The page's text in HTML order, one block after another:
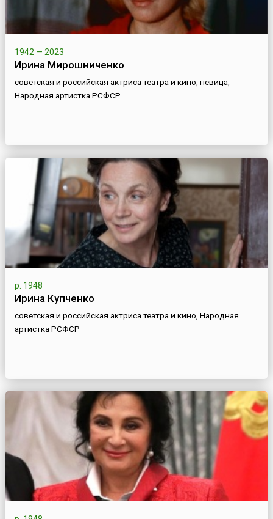
1942 — 2023
Ирина Мирошниченко
советская и российская актриса театра и кино, певица,
Народная артистка РСФСР
р. 1948
Ирина Купченко
советская и российская актриса театра и кино, Народная
артистка РСФСР